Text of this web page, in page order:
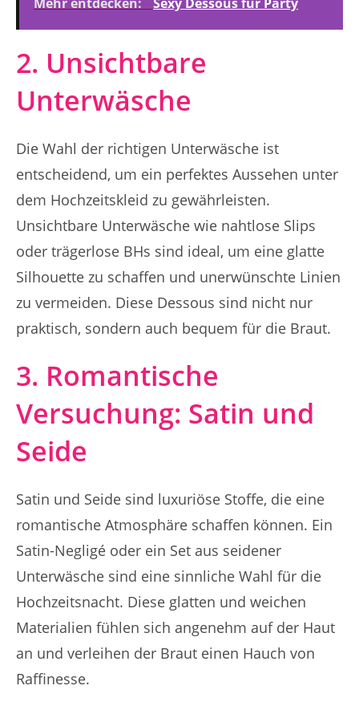
2. Unsichtbare
Unterwäsche
Die Wahl der richtigen Unterwäsche ist
entscheidend, um ein perfektes Aussehen unter
dem Hochzeitskleid zu gewährleisten.
Unsichtbare Unterwäsche wie nahtlose Slips
oder trägerlose BHs sind ideal, um eine glatte
Silhouette zu schaffen und unerwünschte Linien
zu vermeiden. Diese Dessous sind nicht nur
praktisch, sondern auch bequem für die Braut.
3. Romantische
Versuchung: Satin und
Seide
Satin und Seide sind luxuriöse Stoffe, die eine
romantische Atmosphäre schaffen können. Ein
Satin-Negligé oder ein Set aus seidener
Unterwäsche sind eine sinnliche Wahl für die
Hochzeitsnacht. Diese glatten und weichen
Materialien fühlen sich angenehm auf der Haut
an und verleihen der Braut einen Hauch von
Raffinesse.